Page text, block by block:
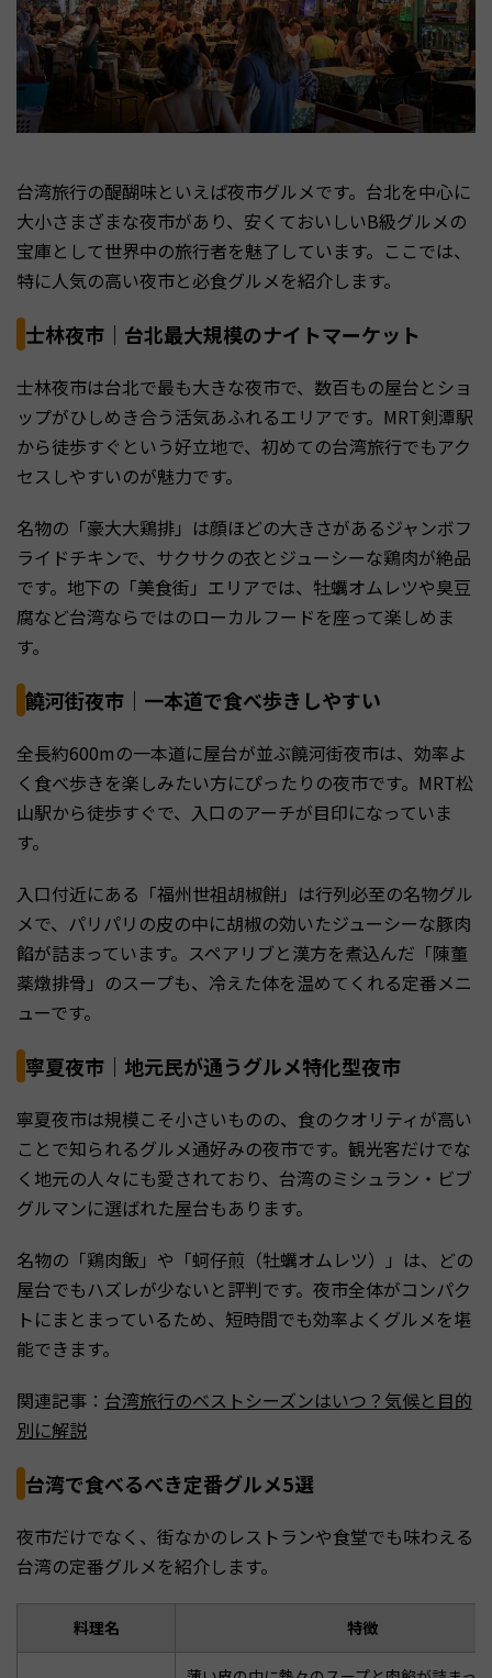
台湾旅行の醍醐味といえば夜市グルメです。台北を中心に
大小さまざまな夜市があり、安くておいしいB級グルメの
宝庫として世界中の旅行者を魅了しています。ここでは、
特に人気の高い夜市と必食グルメを紹介します。
士林夜市｜台北最大規模のナイトマーケット
士林夜市は台北で最も大きな夜市で、数百もの屋台とショ
ップがひしめき合う活気あふれるエリアです。MRT剣潭駅
から徒歩すぐという好立地で、初めての台湾旅行でもアク
セスしやすいのが魅力です。
名物の「豪大大鶏排」は顔ほどの大きさがあるジャンボフ
ライドチキンで、サクサクの衣とジューシーな鶏肉が絶品
です。地下の「美食街」エリアでは、牡蠣オムレツや臭豆
腐など台湾ならではのローカルフードを座って楽しめま
す。
饒河街夜市｜一本道で食べ歩きしやすい
全長約600mの一本道に屋台が並ぶ饒河街夜市は、効率よ
く食べ歩きを楽しみたい方にぴったりの夜市です。MRT松
山駅から徒歩すぐで、入口のアーチが目印になっていま
す。
入口付近にある「福州世祖胡椒餅」は行列必至の名物グル
メで、パリパリの皮の中に胡椒の効いたジューシーな豚肉
餡が詰まっています。スペアリブと漢方を煮込んだ「陳董
薬燉排骨」のスープも、冷えた体を温めてくれる定番メニ
ューです。
寧夏夜市｜地元民が通うグルメ特化型夜市
寧夏夜市は規模こそ小さいものの、食のクオリティが高い
ことで知られるグルメ通好みの夜市です。観光客だけでな
く地元の人々にも愛されており、台湾のミシュラン・ビブ
グルマンに選ばれた屋台もあります。
名物の「鶏肉飯」や「蚵仔煎（牡蠣オムレツ）」は、どの
屋台でもハズレが少ないと評判です。夜市全体がコンパク
トにまとまっているため、短時間でも効率よくグルメを堪
能できます。
関連記事： 台湾旅行のベストシーズンはいつ？気候と目的
別に解説
台湾で食べるべき定番グルメ5選
夜市だけでなく、街なかのレストランや食堂でも味わえる
台湾の定番グルメを紹介します。
料理名 特徴